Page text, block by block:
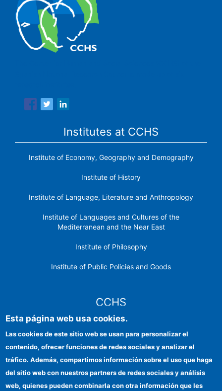
Institutes at CCHS
Institute of Economy, Geography and Demography
Institute of History
Institute of Language, Literature and Anthropology
Institute of Languages ​​and Cultures of the
Mediterranean and the Near East
Institute of Philosophy
Institute of Public Policies and Goods
CCHS
Institutional identity
FEDER funds
Esta página web usa cookies.
Las cookies de este sitio web se usan para personalizar el
contenido, ofrecer funciones de redes sociales y analizar el
tráfico. Además, compartimos información sobre el uso que haga
del sitio web con nuestros partners de redes sociales y análisis
web, quienes pueden combinarla con otra información que les